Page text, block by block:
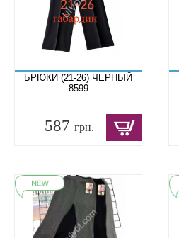
БРЮКИ (21-26) ЧЕРНЫЙ
8599
587 грн.